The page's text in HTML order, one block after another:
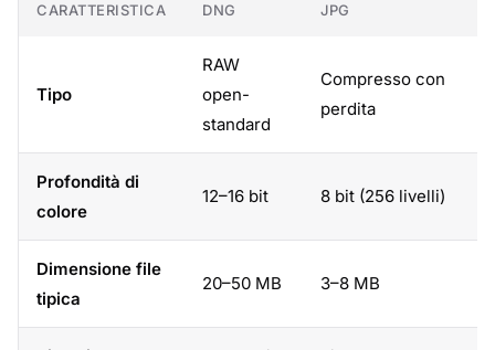
CARATTERISTICA DNG JPG
Tipo
RAW
open-
standard
Compresso con
perdita
Profondità di
colore
12–16 bit 8 bit (256 livelli)
Dimensione file
tipica
20–50 MB 3–8 MB